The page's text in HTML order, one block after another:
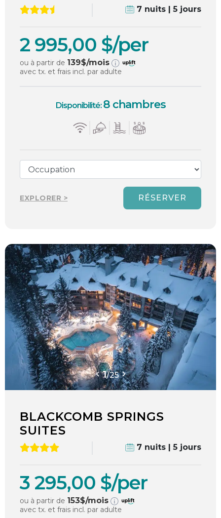
7 nuits | 5 jours
2 995,00 $/per
ou à partir de 139$/mois
avec tx. et frais incl. par adulte
Disponibilité: 8 chambres
EXPLORER > RÉSERVER
1/25
BLACKCOMB SPRINGS
SUITES
7 nuits | 5 jours
3 295,00 $/per
ou à partir de 153$/mois
avec tx. et frais incl. par adulte